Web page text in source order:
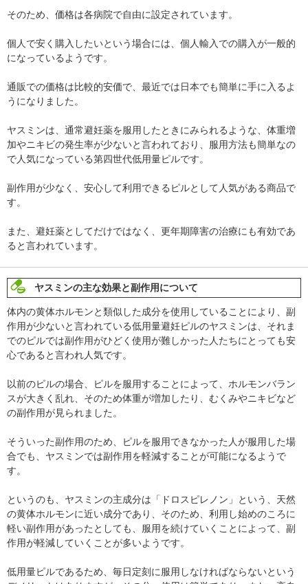
そのため、価格は各病院で自由に設定されています。
個人で安く購入したいという場合には、個人輸入での購入が一般的
になっているようです。
通販での価格は比較的安価で、最近では日本でも簡単に手に入るよ
うになりました。
ヤスミンは、通常避妊薬を服用したときにみられるような、体重増
加やニキビの発生率が少ないと言われており、服用方法も簡単なの
で人気になっている第四世代低用量ピルです。
副作用が少なく、安心して利用できるピルとして人気がある商品で
す。
また、避妊薬としてだけではなく、更年期障害の治療にも有効であ
ると言われています。
ヤスミンの主な効果と副作用について
体内の黄体ホルモンと類似した成分を使用していることにより、副
作用が少ないと言われている低用量避妊ピルのヤスミンは、それま
でのピルでは副作用がひどく使用が難しかった人たちにとっても安
心であると言われ人気です。
以前のピルの場合、ピルを服用することによって、ホルモンバラン
スが大きく乱れ、そのため体重が増加したり、むくみやニキビなど
の副作用が見られました。
そういった副作用のため、ピルを服用できなかった人が服用した場
合でも、ヤスミンでは副作用を軽減することが可能になるようで
す。
というのも、ヤスミンの主成分は「ドロスピレノン」という、天然
の黄体ホルモンに近い成分であり、そのため、利用し始めのころに
軽い副作用があったとしても、服用を続けていくことによって、副
作用が軽減していくことが多いようです。
低用量ピルであるため、毎日定刻に服用しなければならないという